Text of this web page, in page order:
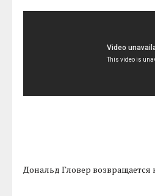
Дональд Гловер возвращается